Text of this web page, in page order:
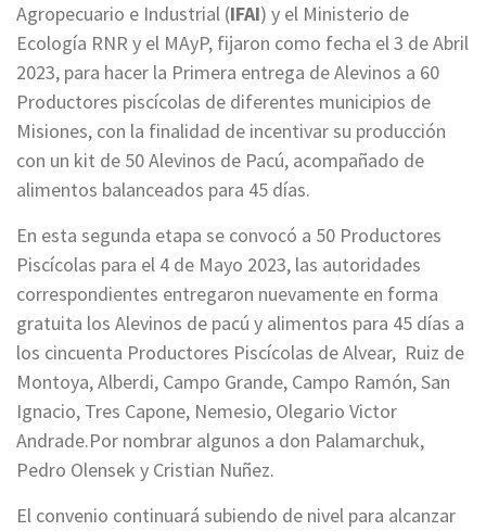
Agropecuario e Industrial (IFAI) y el Ministerio de
Ecología RNR y el MAyP, fijaron como fecha el 3 de Abril
2023, para hacer la Primera entrega de Alevinos a 60
Productores piscícolas de diferentes municipios de
Misiones, con la finalidad de incentivar su producción
con un kit de 50 Alevinos de Pacú, acompañado de
alimentos balanceados para 45 días.
En esta segunda etapa se convocó a 50 Productores
Piscícolas para el 4 de Mayo 2023, las autoridades
correspondientes entregaron nuevamente en forma
gratuita los Alevinos de pacú y alimentos para 45 días a
los cincuenta Productores Piscícolas de Alvear, Ruiz de
Montoya, Alberdi, Campo Grande, Campo Ramón, San
Ignacio, Tres Capone, Nemesio, Olegario Victor
Andrade.Por nombrar algunos a don Palamarchuk,
Pedro Olensek y Cristian Nuñez.
El convenio continuará subiendo de nivel para alcanzar